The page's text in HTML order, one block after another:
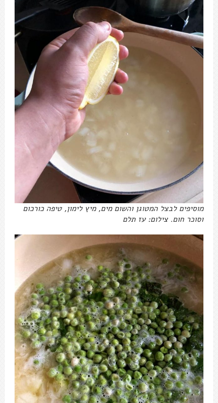
מוסיפים לבצל המטוגן והשום מים, מיץ לימון, טיפה כורכום
וסוכר חום. צילום: עז תלם